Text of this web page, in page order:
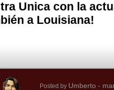
a Louisiana!
Posted by Umberto -